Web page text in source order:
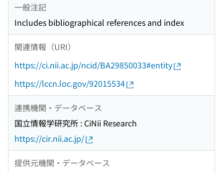
一般注記
Includes bibliographical references and index
関連情報（URI）
https://ci.nii.ac.jp/ncid/BA29850033#entity
https://lccn.loc.gov/92015534
連携機関・データベース
国立情報学研究所 : CiNii Research
https://cir.nii.ac.jp/
提供元機関・データベース